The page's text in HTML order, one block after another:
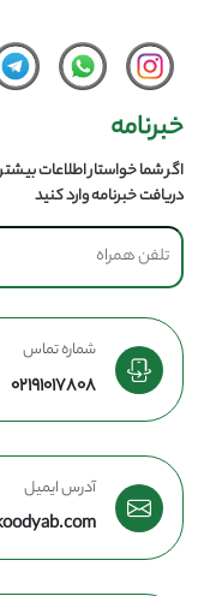
خبرنامه
اگر شما خواستار اطلاعات
دریافت خبرنامه وارد کنید
شماره تماس
02191017808
آدرس ایمیل